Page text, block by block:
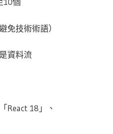
免技術術語）
資料流
React 18」、